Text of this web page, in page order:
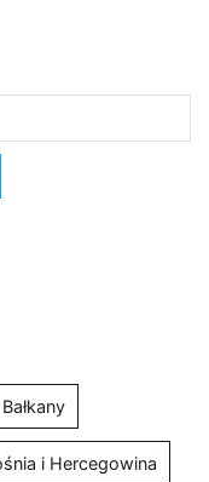
Bałkany
i Hercegowina